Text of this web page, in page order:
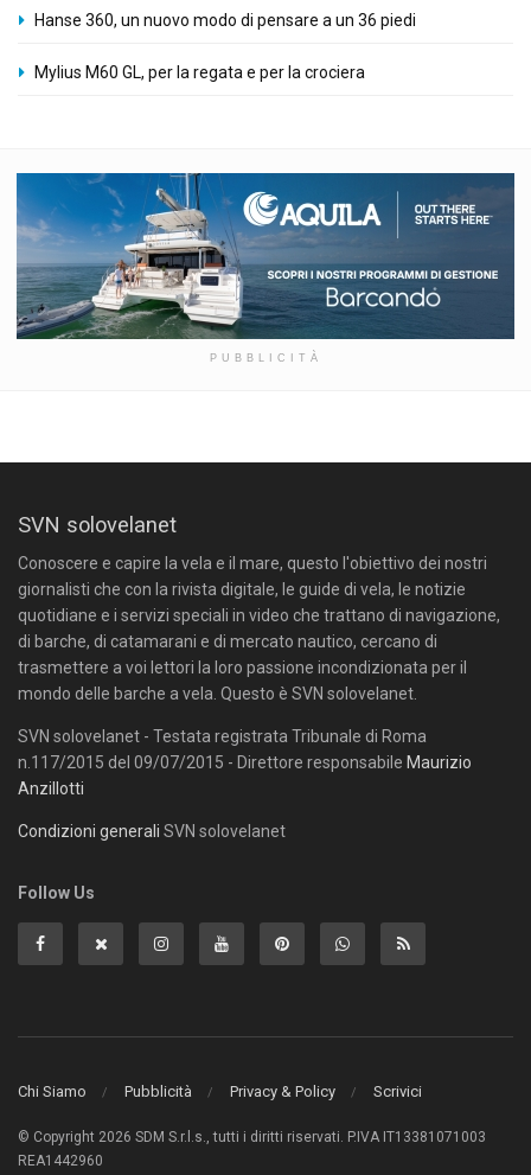
Hanse 360, un nuovo modo di pensare a un 36 piedi
Mylius M60 GL, per la regata e per la crociera
PUBBLICITÀ
SVN solovelanet
Conoscere e capire la vela e il mare, questo l'obiettivo dei nostri
giornalisti che con la rivista digitale, le guide di vela, le notizie
quotidiane e i servizi speciali in video che trattano di navigazione,
di barche, di catamarani e di mercato nautico, cercano di
trasmettere a voi lettori la loro passione incondizionata per il
mondo delle barche a vela. Questo è SVN solovelanet.
SVN solovelanet - Testata registrata Tribunale di Roma
n.117/2015 del 09/07/2015 - Direttore responsabile Maurizio
Anzillotti
Condizioni generali SVN solovelanet
Follow Us
Chi Siamo Pubblicità Privacy & Policy Scrivici
© Copyright 2026 SDM S.r.l.s., tutti i diritti riservati. P.IVA IT13381071003
REA1442960